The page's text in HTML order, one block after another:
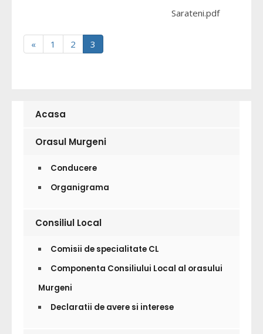
Sarateni.pdf
« 1 2 3
Acasa
Orasul Murgeni
Conducere
Organigrama
Consiliul Local
Comisii de specialitate CL
Componenta Consiliului Local al orasului
Murgeni
Declaratii de avere si interese